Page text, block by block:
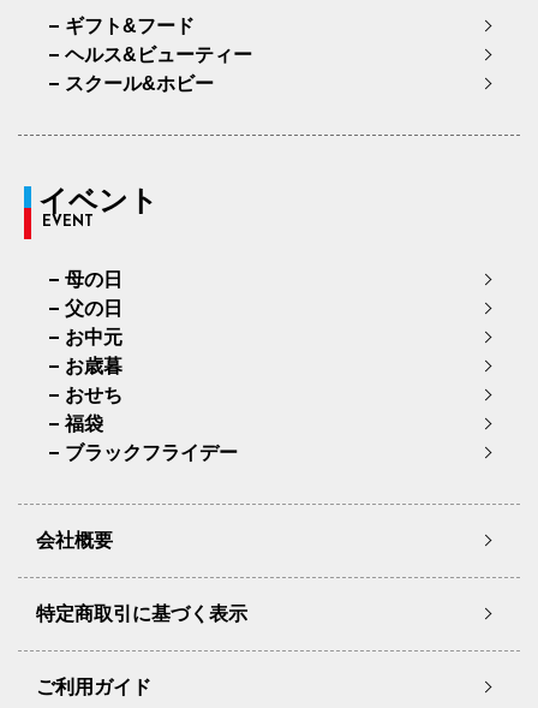
ギフト&フード
ヘルス&ビューティー
スクール&ホビー
イベント
EVENT
母の日
父の日
お中元
お歳暮
おせち
福袋
ブラックフライデー
会社概要
特定商取引に基づく表示
ご利用ガイド